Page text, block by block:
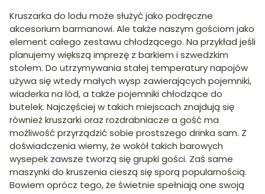
Kruszarka do lodu może służyć jako podręczne
akcesorium barmanowi. Ale także naszym gościom jako
element całego zestawu chłodzącego. Na przykład jeśli
planujemy większą imprezę z barkiem i szwedzkim
stołem. Do utrzymywania stałej temperatury napojów
używa się wtedy małych wysp zawierających pojemniki,
wiaderka na lód, a także pojemniki chłodzące do
butelek. Najczęściej w takich miejscach znajdują się
również kruszarki oraz rozdrabniacze a gość ma
możliwość przyrządzić sobie prostszego drinka sam. Z
doświadczenia wiemy, że wokół takich barowych
wysepek zawsze tworzą się grupki gości. Zaś same
maszynki do kruszenia cieszą się sporą popularnością.
Bowiem oprócz tego, że świetnie spełniają one swoją